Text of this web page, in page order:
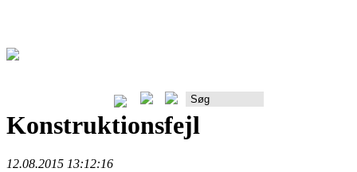
Konstruktionsfejl
12.08.2015 13:12:16